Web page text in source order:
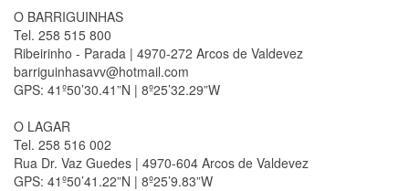
O BARRIGUINHAS
Tel. 258 515 800
Ribeirinho - Parada | 4970-272 Arcos de Valdevez
barriguinhasavv@hotmail.com
GPS: 41º50’30.41”N | 8º25’32.29”W
O LAGAR
Tel. 258 516 002
Rua Dr. Vaz Guedes | 4970-604 Arcos de Valdevez
GPS: 41º50’41.22”N | 8º25’9.83”W